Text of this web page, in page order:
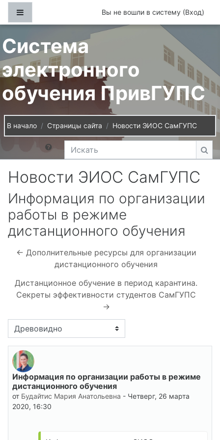
Перейти к основному содержанию
Вы не вошли в систему (Вход)
Система
электронного
обучения ПривГУПС
В начало Страницы сайта Новости ЭИОС СамГУПС
Искать
Новости ЭИОС СамГУПС
Информация по организации
работы в режиме
дистанционного обучения
← Дополнительные ресурсы для организации
дистанционного обучения
Дистанционное обучение в период карантина.
Секреты эффективности студентов СамГУПС
→
Режим отображения
Информация по организации работы в режиме
дистанционного обучения
от Будайтис Мария Анатольевна - Четверг, 26 марта
2020, 16:30
Количество ответов: 0